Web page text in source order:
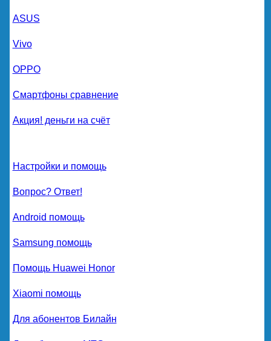
ASUS
Vivo
OPPO
Смартфоны сравнение
Акция! деньги на счёт
Настройки и помощь
Вопрос? Ответ!
Android помощь
Samsung помощь
Помощь Huawei Honor
Xiaomi помощь
Для абонентов Билайн